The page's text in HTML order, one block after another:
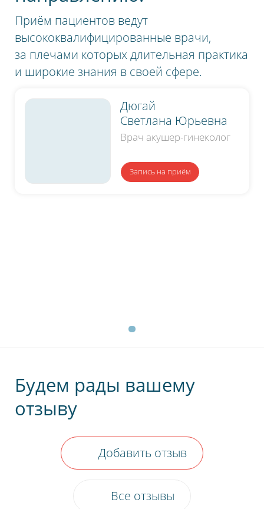
Приём пациентов ведут
высококвалифицированные врачи,
за плечами которых длительная практика
и широкие знания в своей сфере.
Дюгай
Светлана Юрьевна
Врач акушер-гинеколог
Записьна приём
Будем рады вашему
отзыву
Добавить отзыв
Все отзывы